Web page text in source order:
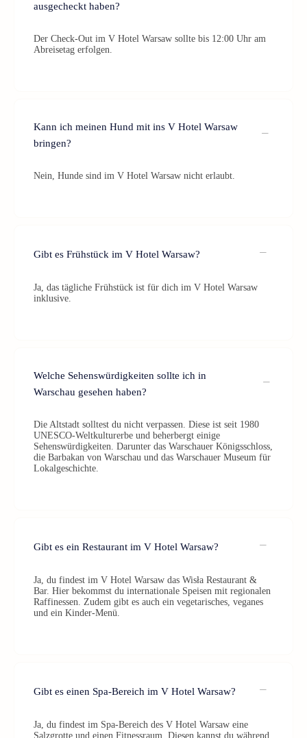
ausgecheckt haben?
Der Check-Out im V Hotel Warsaw sollte bis 12:00 Uhr am
Abreisetag erfolgen.
Kann ich meinen Hund mit ins V Hotel Warsaw
bringen?
Nein, Hunde sind im V Hotel Warsaw nicht erlaubt.
Gibt es Frühstück im V Hotel Warsaw?
Ja, das tägliche Frühstück ist für dich im V Hotel Warsaw
inklusive.
Welche Sehenswürdigkeiten sollte ich in
Warschau gesehen haben?
Die Altstadt solltest du nicht verpassen. Diese ist seit 1980
UNESCO-Weltkulturerbe und beherbergt einige
Sehenswürdigkeiten. Darunter das Warschauer Königsschloss,
die Barbakan von Warschau und das Warschauer Museum für
Lokalgeschichte.
Gibt es ein Restaurant im V Hotel Warsaw?
Ja, du findest im V Hotel Warsaw das Wisła Restaurant &
Bar. Hier bekommst du internationale Speisen mit regionalen
Raffinessen. Zudem gibt es auch ein vegetarisches, veganes
und ein Kinder-Menü.
Gibt es einen Spa-Bereich im V Hotel Warsaw?
Ja, du findest im Spa-Bereich des V Hotel Warsaw eine
Salzgrotte und einen Fitnessraum. Diesen kannst du während